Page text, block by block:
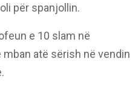
për spanjollin.
e 10 slam në
atë sërish në vendin